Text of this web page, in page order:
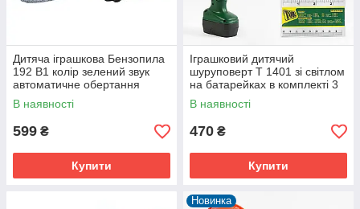
Дитяча іграшкова Бензопила
192 B1 колір зелений звук
автоматичне обертання
пиляльного ланцюга на
батарейках
В наявності
599 ₴
Купити
Іграшковий дитячий
шуруповерт T 1401 зі світлом
на батарейках в комплекті 3
насадки крутиться в обидва
боки
В наявності
470 ₴
Купити
Новинка